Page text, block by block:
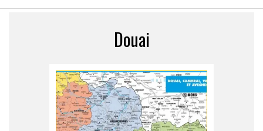
Douai